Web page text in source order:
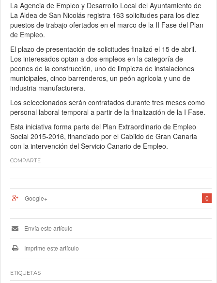
La Agencia de Empleo y Desarrollo Local del Ayuntamiento de
La Aldea de San Nicolás registra 163 solicitudes para los diez
puestos de trabajo ofertados en el marco de la II Fase del Plan
de Empleo.
El plazo de presentación de solicitudes finalizó el 15 de abril.
Los interesados optan a dos empleos en la categoría de
peones de la construcción, uno de limpieza de instalaciones
municipales, cinco barrenderos, un peón agrícola y uno de
industria manufacturera.
Los seleccionados serán contratados durante tres meses como
personal laboral temporal a partir de la finalización de la I Fase.
Esta iniciativa forma parte del Plan Extraordinario de Empleo
Social 2015-2016, financiado por el Cabildo de Gran Canaria
con la intervención del Servicio Canario de Empleo.
COMPARTE
0
Google+
Envía este artículo
Imprime este artículo
ETIQUETAS